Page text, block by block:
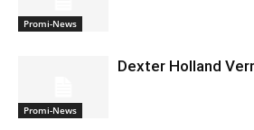
Promi-News
Promi-News
Dexter Holland